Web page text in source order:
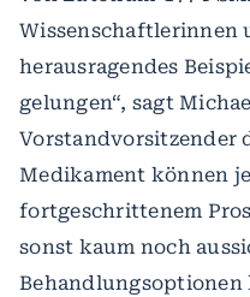
Wissenschaftlerinnen
herausragendes
gelungen“, sagt
Vorstandvorsitzender
Medikament können
fortgeschrittenem
sonst kaum noch
Behandlungsoptionen